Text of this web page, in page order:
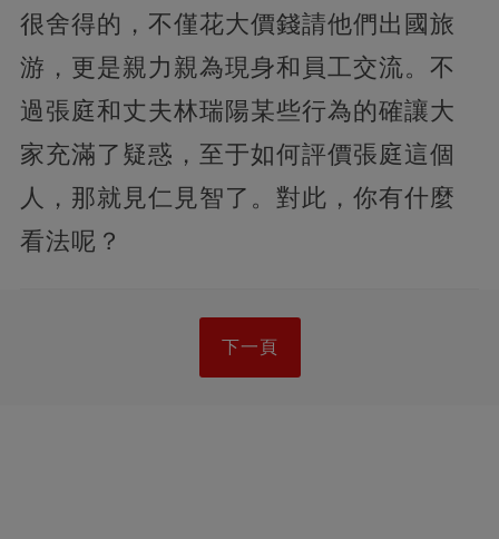
很舍得的，不僅花大價錢請他們出國旅
游，更是親力親為現身和員工交流。不
過張庭和丈夫林瑞陽某些行為的確讓大
家充滿了疑惑，至于如何評價張庭這個
人，那就見仁見智了。對此，你有什麼
看法呢？
下一頁